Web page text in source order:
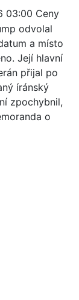
03:00 Ceny
odvolal
a místo
Její hlavní
přijal po
íránský
zpochybnil,
o